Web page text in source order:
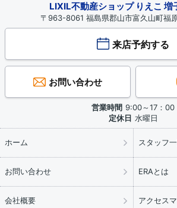
LIXIL不動産ショップ りえこ 増
〒963-8061 福島県郡山市富久山町福
来店予約する
お問い合わせ
営業時間 9:00～17：00
定休日 水曜日
ホーム スタッフ
お問い合わせ ERAとは
会社概要 アクセス